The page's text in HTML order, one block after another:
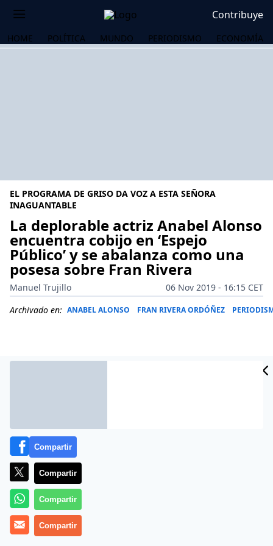
Contribuye
HOME POLÍTICA MUNDO PERIODISMO ECONOMÍA
EL PROGRAMA DE GRISO DA VOZ A ESTA SEÑORA
INAGUANTABLE
La deplorable actriz Anabel Alonso
encuentra cobijo en ‘Espejo
Público’ y se abalanza como una
posesa sobre Fran Rivera
Manuel Trujillo
06 Nov 2019 - 16:15 CET
Archivado en: ANABEL ALONSO FRAN RIVERA ORDÓÑEZ
Ya sabemos todos que
actriz y peor cómica, es muy bocachancla en Twitter,
pero eso se arregla bloqueándola y no prestándole
Compartir
Compartir
Compartir
Compartir